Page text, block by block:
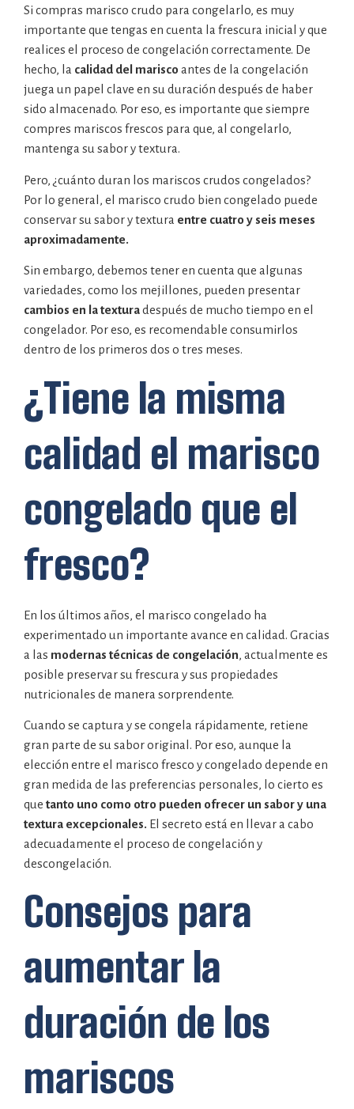
Si compras marisco crudo para congelarlo, es muy
importante que tengas en cuenta la frescura inicial y que
realices el proceso de congelación correctamente. De
hecho, la calidad del marisco antes de la congelación
juega un papel clave en su duración después de haber
sido almacenado. Por eso, es importante que siempre
compres mariscos frescos para que, al congelarlo,
mantenga su sabor y textura.
Pero, ¿cuánto duran los mariscos crudos congelados?
Por lo general, el marisco crudo bien congelado puede
conservar su sabor y textura entre cuatro y seis meses
aproximadamente.
Sin embargo, debemos tener en cuenta que algunas
variedades, como los mejillones, pueden presentar
cambios en la texturadespués de mucho tiempo en el
congelador. Por eso, es recomendable consumirlos
dentro de los primeros dos o tres meses.
¿Tiene la misma
calidad el marisco
congelado que el
fresco?
En los últimos años, el marisco congelado ha
experimentado un importante avance en calidad. Gracias
a las modernas técnicas de congelación, actualmente es
posible preservar su frescura y sus propiedades
nutricionales de manera sorprendente.
Cuando se captura y se congela rápidamente, retiene
gran parte de su sabor original. Por eso, aunque la
elección entre el marisco fresco y congelado depende en
gran medida de las preferencias personales, lo cierto es
que tanto uno como otro pueden ofrecer un sabor y una
textura excepcionales. El secreto está en llevar a cabo
adecuadamente el proceso de congelación y
descongelación.
Consejos para
aumentar la
duración de los
mariscos